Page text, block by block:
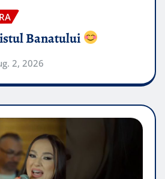
Banatului
2, 2026